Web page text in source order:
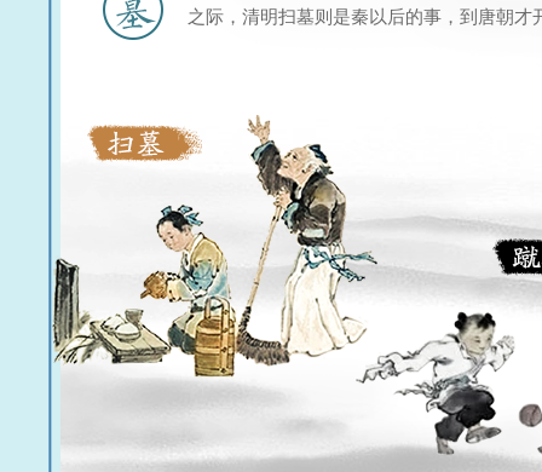
之际，清明扫墓则是秦以后的事，到唐朝才